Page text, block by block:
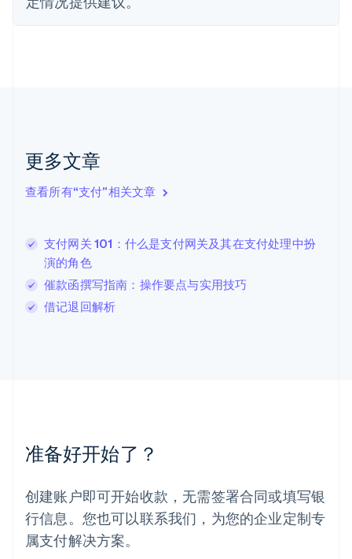
更多文章
查看所有“支付”相关文章
支付网关 101：什么是支付网关及其在支付处理中扮
演的角色
催款函撰写指南：操作要点与实用技巧
借记退回解析
准备好开始了？
创建账户即可开始收款，无需签署合同或填写银
行信息。您也可以联系我们，为您的企业定制专
属支付解决方案。
芬兰
EnglishSvenska
English Italiano
拉脱维亚
立陶宛
DeutschEnglish
卢森堡
罗马尼亚
English
挪威
葡萄牙
Português English
日本
日本語English
瑞典